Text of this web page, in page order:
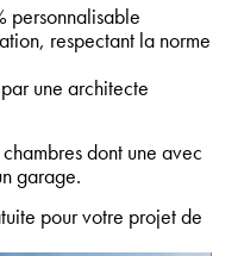
personnalisable
respectant la norme
une architecte
dont une avec
garage.
pour votre projet de